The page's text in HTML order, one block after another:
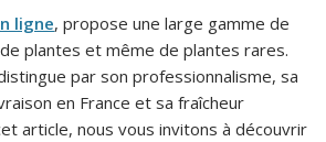
ligne, propose une large gamme de
plantes et même de plantes rares.
par son professionnalisme, sa
en France et sa fraîcheur
article, nous vous invitons à découvrir